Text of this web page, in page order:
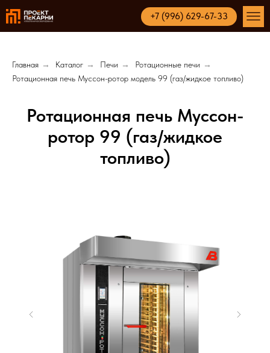
+7 (996) 629-67-33
Главная → Каталог → Печи → Ротационные печи →
Ротационная печь Муссон-ротор модель 99 (газ/жидкое топливо)
Ротационная печь Мусcон-
ротор 99 (газ/жидкое
топливо)